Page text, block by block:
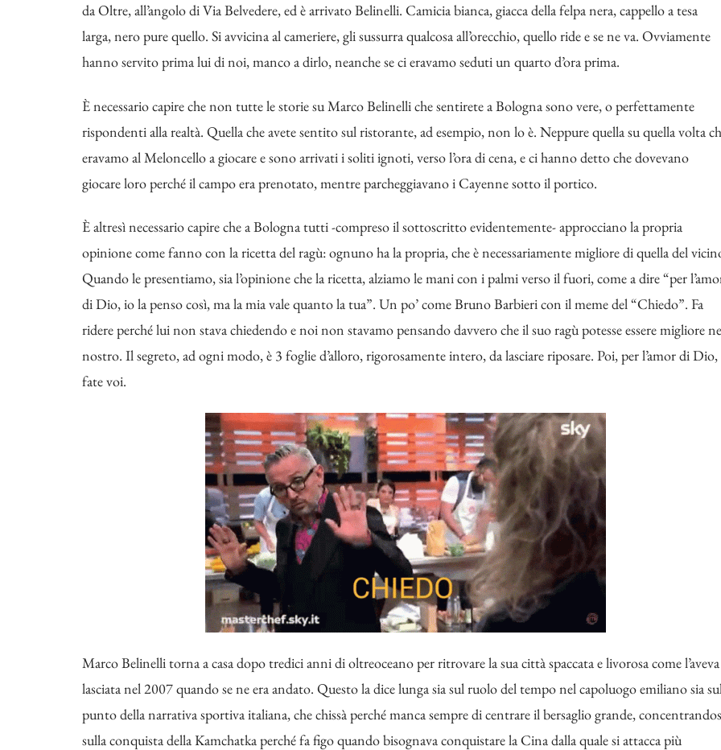
da Oltre, all’angolo di Via Belvedere, ed è arrivato Belinelli. Camicia bianca, giacca della felpa nera, cappello a tesa
larga, nero pure quello. Si avvicina al cameriere, gli sussurra qualcosa all’orecchio, quello ride e se ne va. Ovviamente
hanno servito prima lui di noi, manco a dirlo, neanche se ci eravamo seduti un quarto d’ora prima.
È necessario capire che non tutte le storie su Marco Belinelli che sentirete a Bologna sono vere, o perfettamente
rispondenti alla realtà. Quella che avete sentito sul ristorante, ad esempio, non lo è. Neppure quella su quella volta
eravamo al Meloncello a giocare e sono arrivati i soliti ignoti, verso l’ora di cena, e ci hanno detto che dovevano
giocare loro perché il campo era prenotato, mentre parcheggiavano i Cayenne sotto il portico.
È altresì necessario capire che a Bologna tutti -compreso il sottoscritto evidentemente- approcciano la propria
opinione come fanno con la ricetta del ragù: ognuno ha la propria, che è necessariamente migliore di quella del
Quando le presentiamo, sia l’opinione che la ricetta, alziamo le mani con i palmi verso il fuori, come a dire “per
di Dio, io la penso così, ma la mia vale quanto la tua”. Un po’ come Bruno Barbieri con il meme del “Chiedo”. Fa
ridere perché lui non stava chiedendo e noi non stavamo pensando davvero che il suo ragù potesse essere migliore
nostro. Il segreto, ad ogni modo, è 3 foglie d’alloro, rigorosamente intero, da lasciare riposare. Poi, per l’amor di Dio,
fate voi.
Marco Belinelli torna a casa dopo tredici anni di oltreoceano per ritrovare la sua città spaccata e livorosa come l’aveva
lasciata nel 2007 quando se ne era andato. Questo la dice lunga sia sul ruolo del tempo nel capoluogo emiliano sia
punto della narrativa sportiva italiana, che chissà perché manca sempre di centrare il bersaglio grande,
sulla conquista della Kamchatka perché fa figo quando bisognava conquistare la Cina dalla quale si attacca più